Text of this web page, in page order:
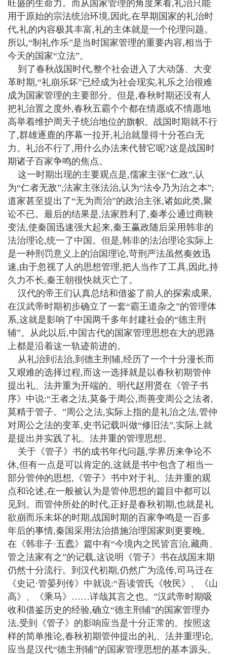
旺盛的生命力。而从国家管理的角度来看,礼治只能
用于原始的宗法统治环境,因此,在早期国家的礼治时
代,礼的内容极其丰富,礼的主体就是一个伦理问题。
所以,“制礼作乐”是当时国家管理的重要内容,相当于
今天的国家“立法”。
到了春秋战国时代,整个社会进入了大动荡、大变
革时期,“礼崩乐坏”已经成为社会现实,礼乐之治很难
成为国家管理的主要部分。但是,春秋时期还没有人
把礼治置之度外,春秋五霸个个都在情愿或不情愿地
高举着维护周天子统治地位的旗帜。战国时期就不行
了,群雄逐鹿的序幕一拉开,礼治就显得十分苍白无
力。礼治不行了,用什么办法来代替它呢?这是战国时
期诸子百家争鸣的焦点。
这一时期出现的主要观点是,儒家主张“仁政”,认
为“仁者无敌”;法家主张法治,认为“法令乃为治之本”;
道家甚至提出了“无为而治”的政治主张,诸如此类,聚
讼不已。最后的结果是,法家胜利了,秦孝公通过商鞅
变法,使秦国迅速强大起来,秦王赢政随后采用韩非的
法治理论,统一了中国。但是,韩非的法治理论实际上
是一种刑罚意义上的治国理论,苛刑严法虽然奏效迅
速,由于忽视了人的思想管理,把人当作了工具,因此,持
久力不长,秦王朝很快就灭亡了。
汉代的帝王们认真总结和借鉴了前人的探索成果,
在汉武帝时期初步确立了一套“霸王道杂之”的管理体
系,这就是影响了中国两千多年封建社会的“德主刑
辅”。从此以后,中国古代的国家管理思想在大的思路
上都是沿着这一轨迹前进的。
从礼治到法治,到德主刑辅,经历了一个十分漫长而
又艰难的选择过程,而这一选择就是以春秋初期管仲
提出礼、法并重为开端的。明代赵用贤在《管子书
序》中说:“王者之法,莫备于周公,而善变周公之法者,
莫精于管子。”周公之法,实际上指的是礼治之法,管仲
对周公之法的变革,史书记载叫做“修旧法”,实际上就
是提出并实践了礼、法并重的管理思想。
关于《管子》书的成书年代问题,学界历来争论不
休,但有一点是可以肯定的,这就是书中包含了相当一
部分管仲的思想,《管子》书中对于礼、法并重的观
点和论述,在一般被认为是管仲思想的篇目中都可以
见到。而管仲所处的时代,正好是春秋初期,也就是礼
欲崩而乐未坏的时期,战国时期的百家争鸣是一百多
年后的事情,秦国采用法治措施治理国家则更要晚。
在《韩非子·五蠹》篇中有“今境内之民皆言治,藏商、
管之法家有之”的记载,这说明《管子》书在战国末期
仍然十分流行。到汉代初期,仍然广为流传,司马迁在
《史记·管晏列传》中就说:“吾读管氏《牧民》、《山
高》、《乘马》……详哉其言之也。”汉武帝时期吸
收和借鉴历史的经验,确立“德主刑辅”的国家管理办
法,受到《管子》的影响应当是十分正常的。按照这
样的简单推论,春秋初期管仲提出的礼、法并重理论,
应当是汉代“德主刑辅”的国家管理思想的基本源头。